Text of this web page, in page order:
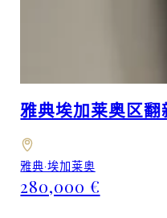
雅典埃加莱奥区
雅典·埃加莱奥
280,000 €